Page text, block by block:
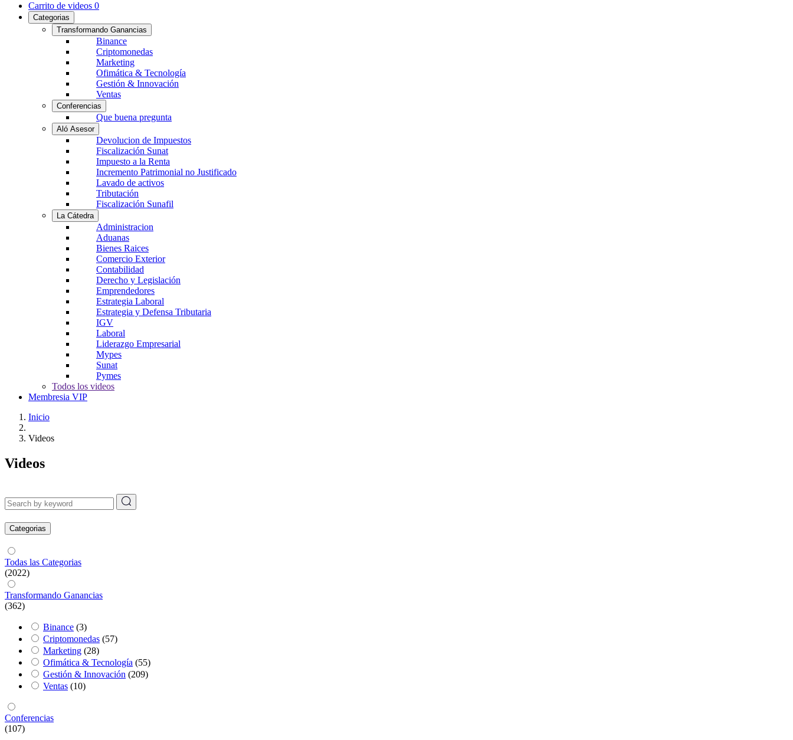
Carrito de videos 0
Categorias
Transformando Ganancias
Binance
Criptomonedas
Marketing
Ofimática & Tecnología
Gestión & Innovación
Ventas
Conferencias
Que buena pregunta
Aló Asesor
Devolucion de Impuestos
Fiscalización Sunat
Impuesto a la Renta
Incremento Patrimonial no Justificado
Lavado de activos
Tributación
Fiscalización Sunafil
La Cátedra
Administracion
Aduanas
Bienes Raices
Comercio Exterior
Contabilidad
Derecho y Legislación
Emprendedores
Estrategia Laboral
Estrategia y Defensa Tributaria
IGV
Laboral
Liderazgo Empresarial
Mypes
Sunat
Pymes
Todos los videos
Membresia VIP
Inicio
Videos
Videos
Categorias
Todas las Categorias
(2022)
Transformando Ganancias
(362)
Binance (3)
Criptomonedas (57)
Marketing (28)
Ofimática & Tecnología (55)
Gestión & Innovación (209)
Ventas (10)
Conferencias
(107)